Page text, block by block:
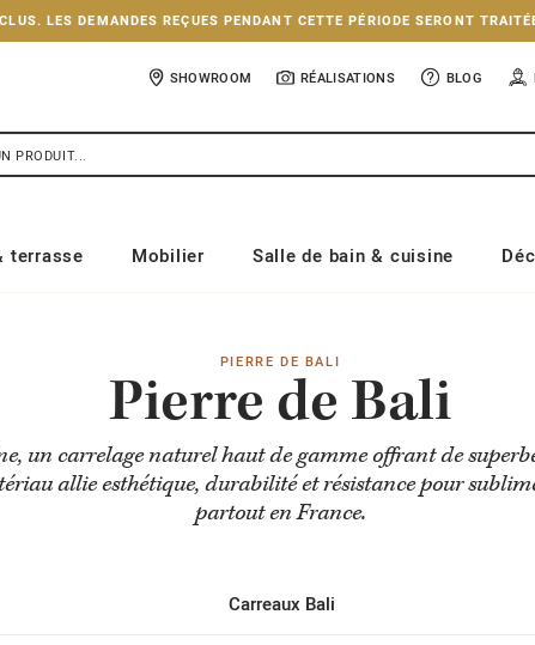
LES DEMANDES REÇUES PENDANT CETTE PÉRIODE SERONT
SHOWROOM RÉALISATIONS BLOG
terrasse Mobilier Salle de bain & cuisine
PIERRE DE BALI
Pierre de Bali
un carrelage naturel haut de gamme offrant de
allie esthétique, durabilité et résistance pour
partout en France.
Carreaux Bali